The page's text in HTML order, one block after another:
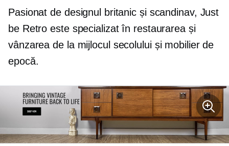
Pasionat de designul britanic și scandinav, Just
be Retro este specializat în restaurarea și
vânzarea de la mijlocul secoluluiși mobilier de
epocă.